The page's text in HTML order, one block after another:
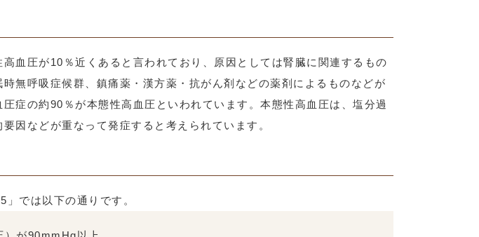
血圧が10％近くあると言われており、原因としては腎臓に関連するもの
無呼吸症候群、鎮痛薬・漢方薬・抗がん剤などの薬剤によるものなどが
症の約90％が本態性高血圧といわれています。本態性高血圧は、塩分過
因などが重なって発症すると考えられています。
では以下の通りです。